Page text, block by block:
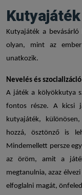
Kutyajáték
Kutyajáték a bevásárló
olyan, mint az
unatkozik.
Nevelés és szocializáció
A játék a kölyökkutya
fontos része. A kicsi
kutyajáték,
hozzá, ösztönző is
Mindemellett persze
az öröm, amit a
megtanulnia, azaz
elfoglalni magát,